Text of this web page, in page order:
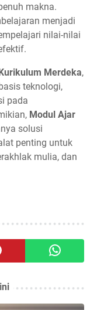
makna.
menjadi
nilai-nilai
Kurikulum Merdeka,
teknologi,
pada
Modul Ajar
solusi
penting untuk
mulia, dan